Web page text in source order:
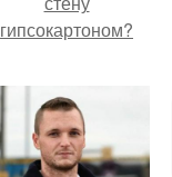
гипсокартоном?